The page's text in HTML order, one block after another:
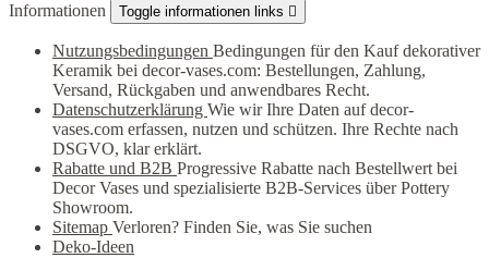
Informationen Toggle informationen links 
Nutzungsbedingungen Bedingungen für den Kauf dekorativer
Keramik bei decor-vases.com: Bestellungen, Zahlung,
Versand, Rückgaben und anwendbares Recht.
Datenschutzerklärung Wie wir Ihre Daten auf decor-
vases.com erfassen, nutzen und schützen. Ihre Rechte nach
DSGVO, klar erklärt.
Rabatte und B2B Progressive Rabatte nach Bestellwert bei
Decor Vases und spezialisierte B2B-Services über Pottery
Showroom.
Sitemap Verloren? Finden Sie, was Sie suchen
Deko-Ideen